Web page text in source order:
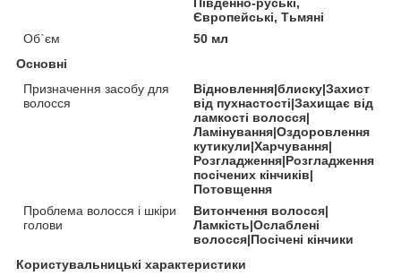
Південно-руські,
Європейські, Тьмяні
Об`єм
50 мл
Основні
Призначення засобу для
волосся
Відновлення|блиску|Захист
від пухнастості|Захищає від
ламкості волосся|
Ламінування|Оздоровлення
кутикули|Харчування|
Розгладження|Розгладження
посічених кінчиків|
Потовщення
Проблема волосся і шкіри
голови
Витончення волосся|
Ламкість|Ослаблені
волосся|Посічені кінчики
Користувальницькі характеристики